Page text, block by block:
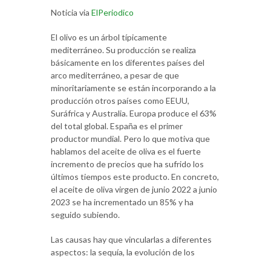
Noticia via ElPeriodico
El olivo es un árbol típicamente
mediterráneo. Su producción se realiza
básicamente en los diferentes países del
arco mediterráneo, a pesar de que
minoritariamente se están incorporando a la
producción otros países como EEUU,
Suráfrica y Australia. Europa produce el 63%
del total global. España es el primer
productor mundial. Pero lo que motiva que
hablamos del aceite de oliva es el fuerte
incremento de precios que ha sufrido los
últimos tiempos este producto. En concreto,
el aceite de oliva virgen de junio 2022 a junio
2023 se ha incrementado un 85% y ha
seguido subiendo.
Las causas hay que vincularlas a diferentes
aspectos: la sequía, la evolución de los